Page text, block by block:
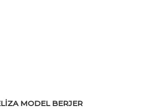
MODEL BERJER